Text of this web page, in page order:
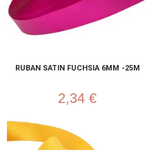
RUBAN SATIN FUCHSIA 6MM -25M
2,34 €